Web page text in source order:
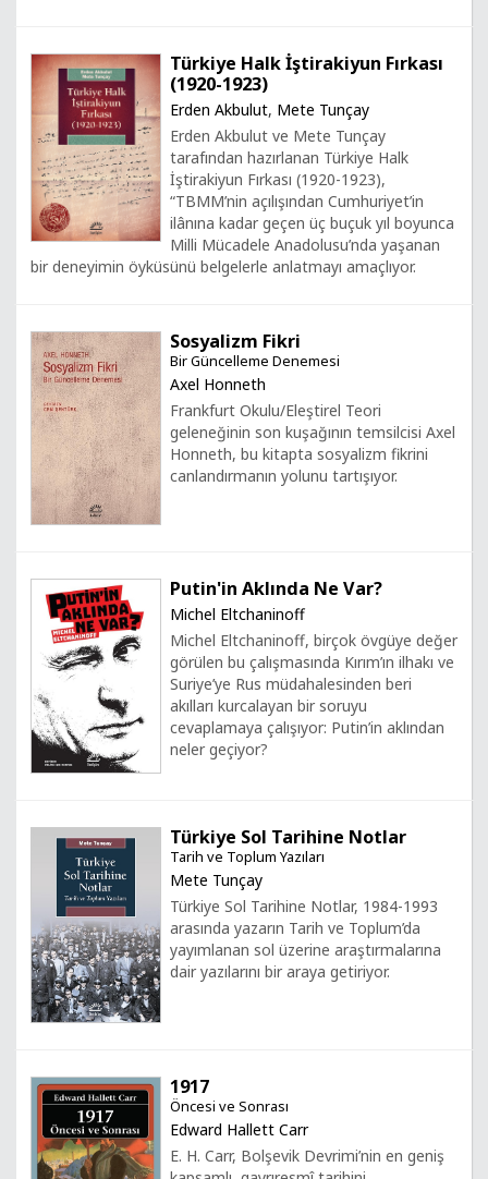
Türkiye Halk İştirakiyun Fırkası
(1920-1923)
Erden Akbulut, Mete Tunçay
Erden Akbulut ve Mete Tunçay
tarafından hazırlanan Türkiye Halk
İştirakiyun Fırkası (1920-1923),
“TBMM’nin açılışından Cumhuriyet’in
ilânına kadar geçen üç buçuk yıl boyunca
Milli Mücadele Anadolusu’nda yaşanan
bir deneyimin öyküsünü belgelerle anlatmayı amaçlıyor.
Sosyalizm Fikri
Bir Güncelleme Denemesi
Axel Honneth
Frankfurt Okulu/Eleştirel Teori
geleneğinin son kuşağının temsilcisi Axel
Honneth, bu kitapta sosyalizm fikrini
canlandırmanın yolunu tartışıyor.
Putin'in Aklında Ne Var?
Michel Eltchaninoff
Michel Eltchaninoff, birçok övgüye değer
görülen bu çalışmasında Kırım’ın ilhakı ve
Suriye’ye Rus müdahalesinden beri
akılları kurcalayan bir soruyu
cevaplamaya çalışıyor: Putin’in aklından
neler geçiyor?
Türkiye Sol Tarihine Notlar
Tarih ve Toplum Yazıları
Mete Tunçay
Türkiye Sol Tarihine Notlar, 1984-1993
arasında yazarın Tarih ve Toplum’da
yayımlanan sol üzerine araştırmalarına
dair yazılarını bir araya getiriyor.
1917
Öncesi ve Sonrası
Edward Hallett Carr
E. H. Carr, Bolşevik Devrimi’nin en geniş